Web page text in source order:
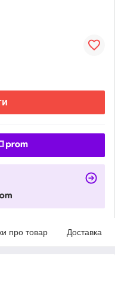
про товар Доставка